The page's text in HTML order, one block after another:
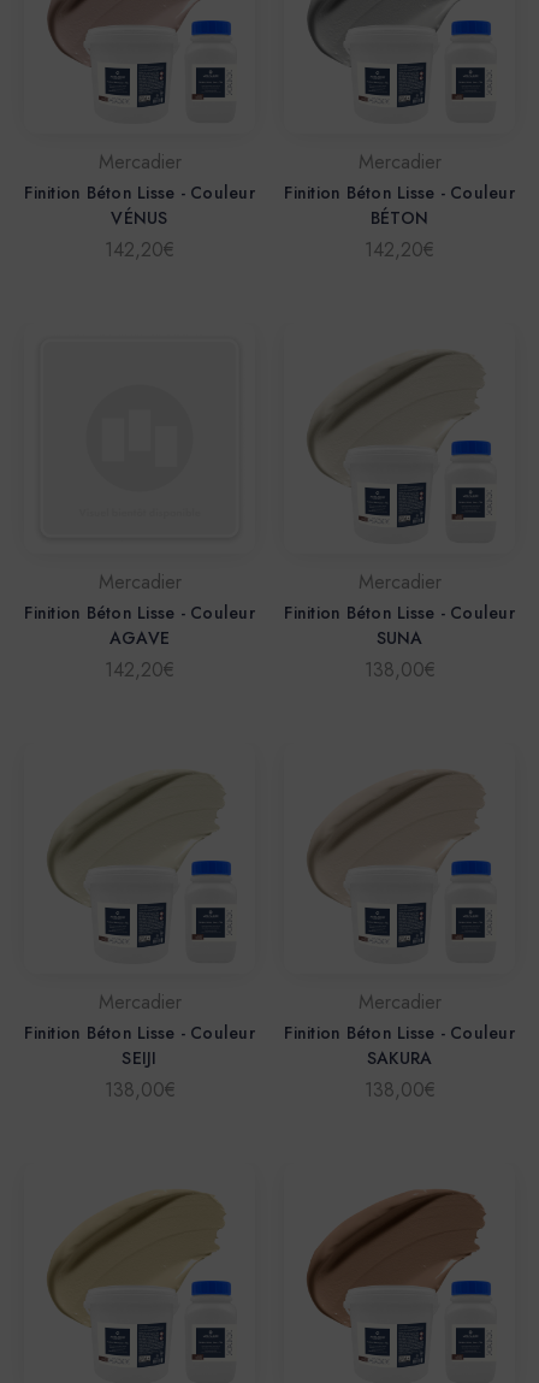
Mercadier
Finition Béton Lisse - Couleur
VÉNUS
142,20€
Mercadier
Finition Béton Lisse - Couleur
BÉTON
142,20€
Mercadier
Finition Béton Lisse - Couleur
AGAVE
142,20€
Mercadier
Finition Béton Lisse - Couleur
SUNA
138,00€
Mercadier
Finition Béton Lisse - Couleur
SEIJI
138,00€
Mercadier
Finition Béton Lisse - Couleur
SAKURA
138,00€